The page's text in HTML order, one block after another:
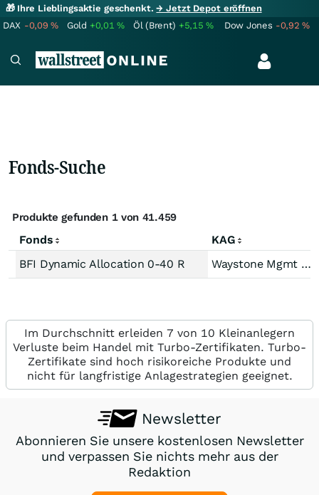
🎁 Ihre Lieblingsaktie geschenkt.→ Jetzt Depot eröffnen
DAX -0,09% Gold +0,01% Öl (Brent) +5,15% Dow Jones -0,92%
Fonds-Suche
Produkte gefunden 1 von 41.459
Fonds
KAG
BFI Dynamic Allocation 0-40 R
Waystone Mgmt Co Lux
Im Durchschnitt erleiden 7 von 10 Kleinanlegern
Verluste beim Handel mit Turbo-Zertifikaten. Turbo-
Zertifikate sind hoch risikoreiche Produkte und
nicht für langfristige Anlagestrategien geeignet.
Newsletter
Abonnieren Sie unsere kostenlosen Newsletter
und verpassen Sie nichts mehr aus der
Redaktion